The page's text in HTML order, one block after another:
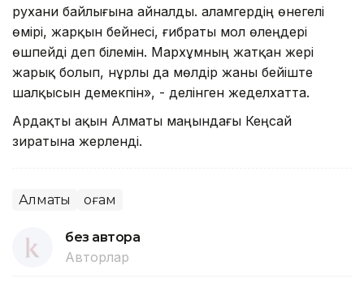
рухани байлығына айналды. Қаламгердің өнегелі
өмірі, жарқын бейнесі, ғибраты мол өлеңдері
өшпейді деп білемін. Мархұмның жатқан жері
жарық болып, нұрлы да мөлдір жаны бейіште
шалқысын демекпін», - делінген жеделхатта.
Ардақты ақын Алматы маңындағы Кеңсай
зиратына жерленді.
Алматы Қоғам
без автора
Авторлар